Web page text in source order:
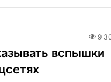
9
вспышки